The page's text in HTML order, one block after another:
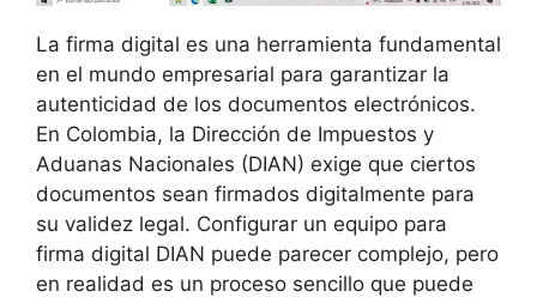
La firma digital es una herramienta fundamental
en el mundo empresarial para garantizar la
autenticidad de los documentos electrónicos.
En Colombia, la Dirección de Impuestos y
Aduanas Nacionales (DIAN) exige que ciertos
documentos sean firmados digitalmente para
su validez legal. Configurar un equipo para
firma digital DIAN puede parecer complejo, pero
en realidad es un proceso sencillo que puede